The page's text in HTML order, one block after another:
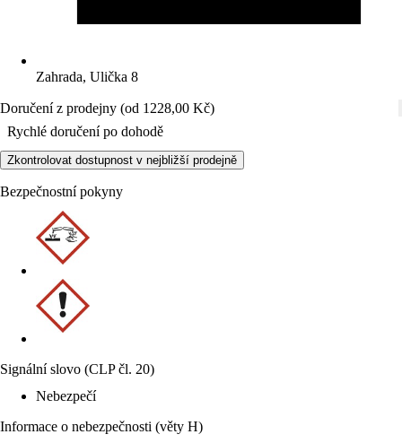
Zahrada, Ulička 8
Doručení z prodejny (od 1228,00 Kč)
Rychlé doručení po dohodě
Zkontrolovat dostupnost v nejbližší prodejně
Bezpečnostní pokyny
Signální slovo (CLP čl. 20)
Nebezpečí
Informace o nebezpečnosti (věty H)